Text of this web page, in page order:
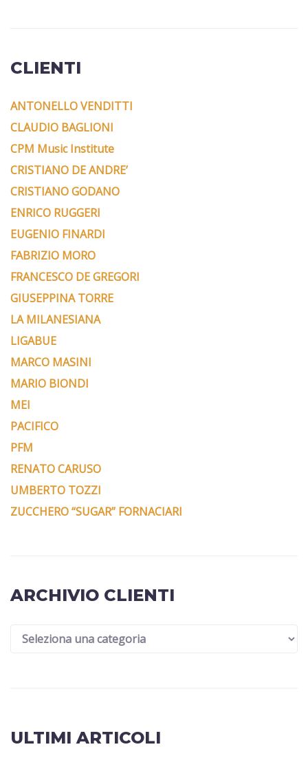
CLIENTI
ANTONELLO VENDITTI
CLAUDIO BAGLIONI
CPM Music Institute
CRISTIANO DE ANDRE’
CRISTIANO GODANO
ENRICO RUGGERI
EUGENIO FINARDI
FABRIZIO MORO
FRANCESCO DE GREGORI
GIUSEPPINA TORRE
LA MILANESIANA
LIGABUE
MARCO MASINI
MARIO BIONDI
MEI
PACIFICO
PFM
RENATO CARUSO
UMBERTO TOZZI
ZUCCHERO “SUGAR” FORNACIARI
ARCHIVIO CLIENTI
ULTIMI ARTICOLI